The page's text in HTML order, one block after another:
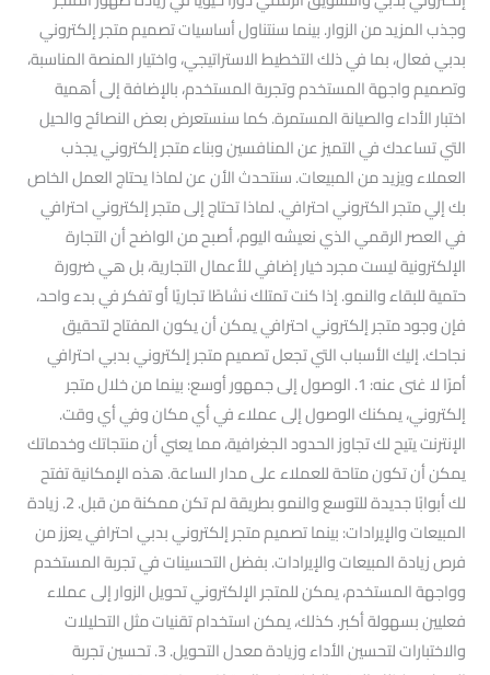
وجذب المزيد من الزوار. بينما سنتناول أساسيات تصميم متجر إلكتروني
بدبي فعال، بما في ذلك التخطيط الاستراتيجي، واختيار المنصة المناسبة،
وتصميم واجهة المستخدم وتجربة المستخدم، بالإضافة إلى أهمية
اختبار الأداء والصيانة المستمرة. كما سنستعرض بعض النصائح والحيل
التي تساعدك في التميز عن المنافسين وبناء متجر إلكتروني يجذب
العملاء ويزيد من المبيعات. سنتحدث الأن عن لماذا يحتاج العمل الخاص
بك إلي متجر الكتروني احترافي. لماذا تحتاج إلى متجر إلكتروني احترافي
في العصر الرقمي الذي نعيشه اليوم، أصبح من الواضح أن التجارة
الإلكترونية ليست مجرد خيار إضافي للأعمال التجارية، بل هي ضرورة
حتمية للبقاء والنمو. إذا كنت تمتلك نشاطًا تجاريًا أو تفكر في بدء واحد،
فإن وجود متجر إلكتروني احترافي يمكن أن يكون المفتاح لتحقيق
نجاحك. إليك الأسباب التي تجعل تصميم متجر إلكتروني بدبي احترافي
أمرًا لا غنى عنه: 1. الوصول إلى جمهور أوسع: بينما من خلال متجر
إلكتروني، يمكنك الوصول إلى عملاء في أي مكان وفي أي وقت.
الإنترنت يتيح لك تجاوز الحدود الجغرافية، مما يعني أن منتجاتك وخدماتك
يمكن أن تكون متاحة للعملاء على مدار الساعة. هذه الإمكانية تفتح
لك أبوابًا جديدة للتوسع والنمو بطريقة لم تكن ممكنة من قبل. 2. زيادة
المبيعات والإيرادات: بينما تصميم متجر إلكتروني بدبي احترافي يعزز من
فرص زيادة المبيعات والإيرادات. بفضل التحسينات في تجربة المستخدم
وواجهة المستخدم، يمكن للمتجر الإلكتروني تحويل الزوار إلى عملاء
فعليين بسهولة أكبر. كذلك، يمكن استخدام تقنيات مثل التحليلات
والاختبارات لتحسين الأداء وزيادة معدل التحويل. 3. تحسين تجربة